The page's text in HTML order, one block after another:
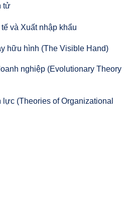
tử
và Xuất nhập khẩu
hữu hình (The Visible Hand)
nghiệp (Evolutionary Theory
lực (Theories of Organizational